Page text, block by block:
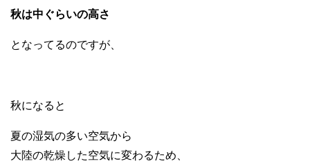
秋は中ぐらいの高さ
となってるのですが、
秋になると
夏の湿気の多い空気から
大陸の乾燥した空気に変わるため、